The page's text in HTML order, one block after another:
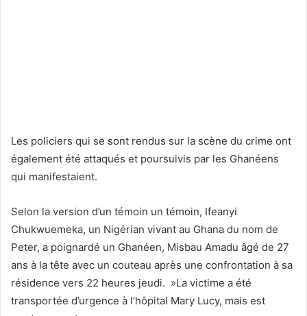
Les policiers qui se sont rendus sur la scène du crime ont
également été attaqués et poursuivis par les Ghanéens
qui manifestaient.
Selon la version d’un témoin un témoin, Ifeanyi
Chukwuemeka, un Nigérian vivant au Ghana du nom de
Peter, a poignardé un Ghanéen, Misbau Amadu âgé de 27
ans à la tête avec un couteau après une confrontation à sa
résidence vers 22 heures jeudi. »La victime a été
transportée d’urgence à l’hôpital Mary Lucy, mais est